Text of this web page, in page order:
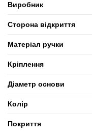
Виробник
Сторона відкриття
Матеріал ручки
Кріплення
Діаметр основи
Колір
Покриття